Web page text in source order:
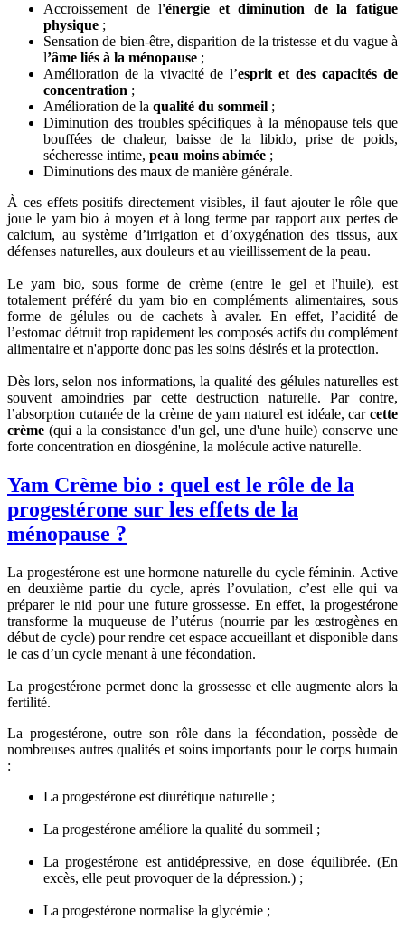
Accroissement de l'énergie et diminution de la fatigue
physique ;
Sensation de bien-être, disparition de la tristesse et du vague à
l’âme liés à la ménopause ;
Amélioration de la vivacité de l’esprit et des capacités de
concentration ;
Amélioration de la qualité du sommeil ;
Diminution des troubles spécifiques à la ménopause tels que
bouffées de chaleur, baisse de la libido, prise de poids,
sécheresse intime, peau moins abimée ;
Diminutions des maux de manière générale.
À ces effets positifs directement visibles, il faut ajouter le rôle que
joue le yam bio à moyen et à long terme par rapport aux pertes de
calcium, au système d’irrigation et d’oxygénation des tissus, aux
défenses naturelles, aux douleurs et au vieillissement de la peau.
Le yam bio, sous forme de crème (entre le gel et l'huile), est
totalement préféré du yam bio en compléments alimentaires, sous
forme de gélules ou de cachets à avaler. En effet, l’acidité de
l’estomac détruit trop rapidement les composés actifs du complément
alimentaire et n'apporte donc pas les soins désirés et la protection.
Dès lors, selon nos informations, la qualité des gélules naturelles est
souvent amoindries par cette destruction naturelle. Par contre,
l’absorption cutanée de la crème de yam naturel est idéale, car cette
crème (qui a la consistance d'un gel, une d'une huile) conserve une
forte concentration en diosgénine, la molécule active naturelle.
Yam Crème bio : quel est le rôle de la
progestérone sur les effets de la
ménopause ?
La progestérone est une hormone naturelle du cycle féminin. Active
en deuxième partie du cycle, après l’ovulation, c’est elle qui va
préparer le nid pour une future grossesse. En effet, la progestérone
transforme la muqueuse de l’utérus (nourrie par les œstrogènes en
début de cycle) pour rendre cet espace accueillant et disponible dans
le cas d’un cycle menant à une fécondation.
La progestérone permet donc la grossesse et elle augmente alors la
fertilité.
La progestérone, outre son rôle dans la fécondation, possède de
nombreuses autres qualités et soins importants pour le corps humain
:
La progestérone est diurétique naturelle ;
La progestérone améliore la qualité du sommeil ;
La progestérone est antidépressive, en dose équilibrée. (En
excès, elle peut provoquer de la dépression.) ;
La progestérone normalise la glycémie ;